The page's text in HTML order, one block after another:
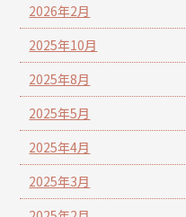
2026年2月
2025年10月
2025年8月
2025年5月
2025年4月
2025年3月